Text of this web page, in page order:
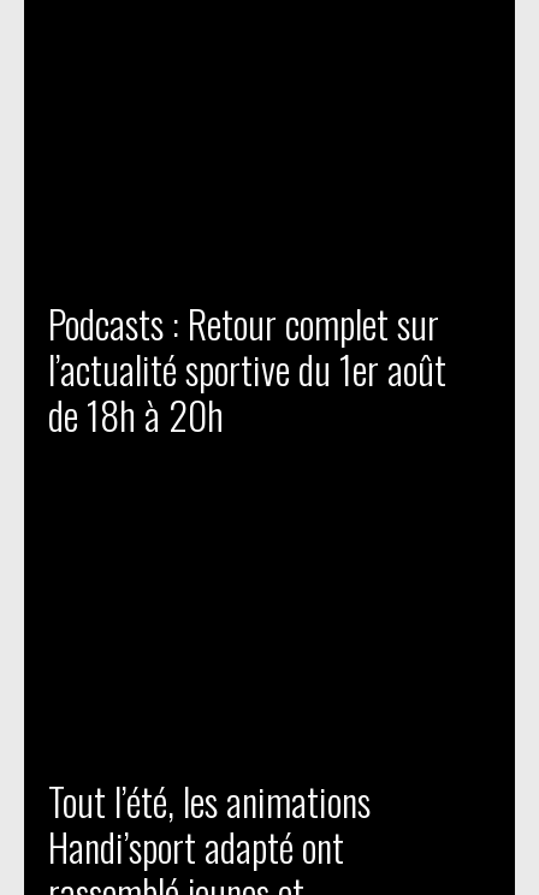
Podcasts : Retour complet sur
l’actualité sportive du 1er août
de 18h à 20h
Tout l’été, les animations
Handi’sport adapté ont